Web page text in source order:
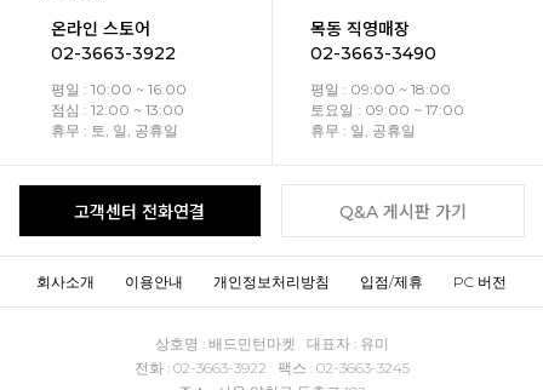
온라인 스토어
02-3663-3922
평일 : 10:00 ~ 16:00
점심 : 12:00 ~ 13:00
휴무 : 토, 일, 공휴일
목동 직영매장
02-3663-3490
평일 : 09:00 ~ 18:00
토요일 : 09:00 ~ 17:00
휴무 : 일, 공휴일
고객센터 전화연결 Q&A 게시판 가기
회사소개 이용안내 개인정보처리방침 입점/제휴 PC 버전
상호명 : 배드민턴마켓 대표자 : 유미
전화 : 02-3663-3922 팩스 : 02-3663-3245